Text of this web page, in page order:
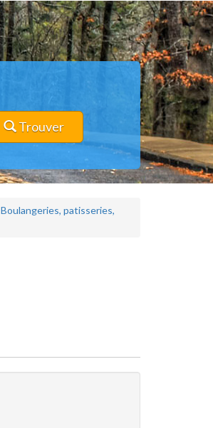
Trouver
Boulangeries, patisseries,